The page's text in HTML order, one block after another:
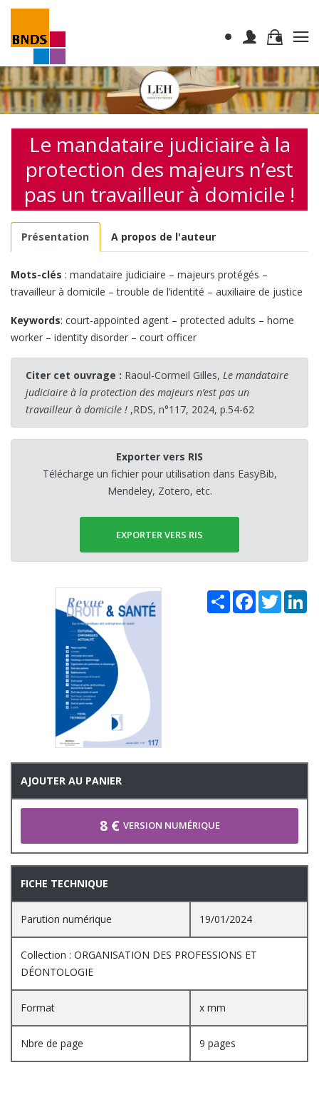
Le mandataire judiciaire à la
protection des majeurs n’est
pas un travailleur à domicile !
Présentation A propos de l'auteur
Mots-clés : mandataire judiciaire – majeurs protégés –
travailleur à domicile – trouble de l’identité – auxiliaire de justice
Keywords: court-appointed agent – protected adults – home
worker – identity disorder – court officer
Citer cet ouvrage : Raoul-Cormeil Gilles, Le mandataire
judiciaire à la protection des majeurs n’est pas un
travailleur à domicile ! ,RDS, n°117, 2024, p.54-62
Exporter vers RIS
Télécharge un fichier pour utilisation dans EasyBib,
Mendeley, Zotero, etc.
EXPORTER VERS RIS
Share Facebook
Twitter
AJOUTER AU PANIER
8 € VERSION NUMÉRIQUE
FICHE TECHNIQUE
Parution numérique 19/01/2024
Collection : ORGANISATION DES PROFESSIONS ET
DÉONTOLOGIE
Format x mm
Nbre de page 9 pages